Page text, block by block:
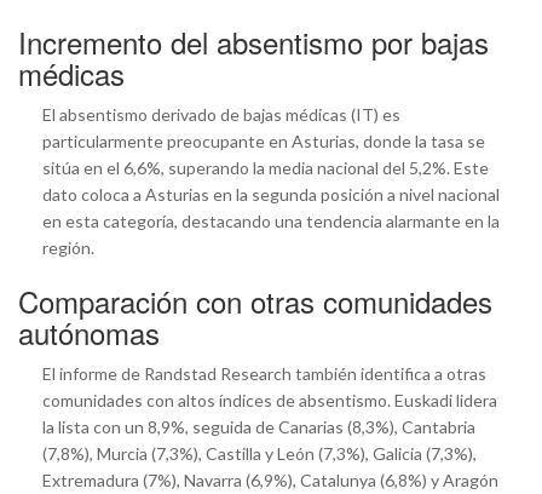
Incremento del absentismo por bajas
médicas
El absentismo derivado de bajas médicas (IT) es
particularmente preocupante en Asturias, donde la tasa se
sitúa en el 6,6%, superando la media nacional del 5,2%. Este
dato coloca a Asturias en la segunda posición a nivel nacional
en esta categoría, destacando una tendencia alarmante en la
región.
Comparación con otras comunidades
autónomas
El informe de Randstad Research también identifica a otras
comunidades con altos índices de absentismo. Euskadi lidera
la lista con un 8,9%, seguida de Canarias (8,3%), Cantabria
(7,8%), Murcia (7,3%), Castilla y León (7,3%), Galicia (7,3%),
Extremadura (7%), Navarra (6,9%), Catalunya (6,8%) y Aragón